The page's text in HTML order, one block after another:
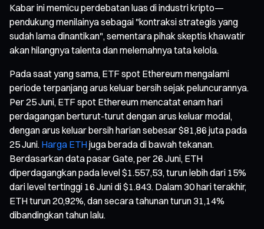
Kabar ini memicu perdebatan luas di industri kripto—
pendukung menilainya sebagai "kontraksi strategis yang
sudah lama dinantikan", sementara pihak skeptis khawatir
akan hilangnya talenta dan melemahnya tata kelola.
Pada saat yang sama, ETF spot Ethereum mengalami
periode terpanjang arus keluar bersih sejak peluncurannya.
Per 25 Juni, ETF spot Ethereum mencatat enam hari
perdagangan berturut-turut dengan arus keluar modal,
dengan arus keluar bersih harian sebesar $81,86 juta pada
25 Juni. Harga ETHjuga berada di bawah tekanan.
Berdasarkan data pasar Gate, per 26 Juni, ETH
diperdagangkan pada level $1.557,53, turun lebih dari 15%
dari level tertinggi 16 Juni di $1.843. Dalam 30 hari terakhir,
ETH turun 20,92%, dan secara tahunan turun 31,14%
dibandingkan tahun lalu.